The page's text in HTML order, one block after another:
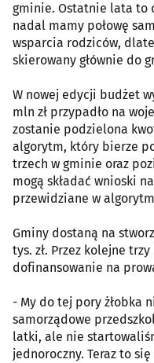
gminie. Ostatnie lata to
nadal mamy połowę
wsparcia rodziców,
skierowany głównie do
W nowej edycji budżet
mln zł przypadło na
zostanie podzielona
algorytm, który bierze
trzech w gminie oraz
mogą składać wnioski
przewidziane w
Gminy dostaną na
tys. zł. Przez kolejne
dofinansowanie na
- My do tej pory żłobka
samorządowe
latki, ale nie
jednoroczny. Teraz to